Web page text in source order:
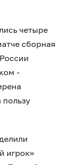
четыре
сборная
-
пользу
игрок»